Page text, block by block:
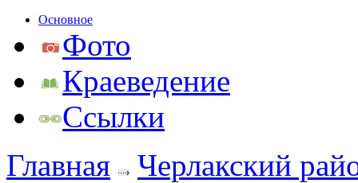
Основное
Фото
Краеведение
Ссылки
Главная
Черлакский